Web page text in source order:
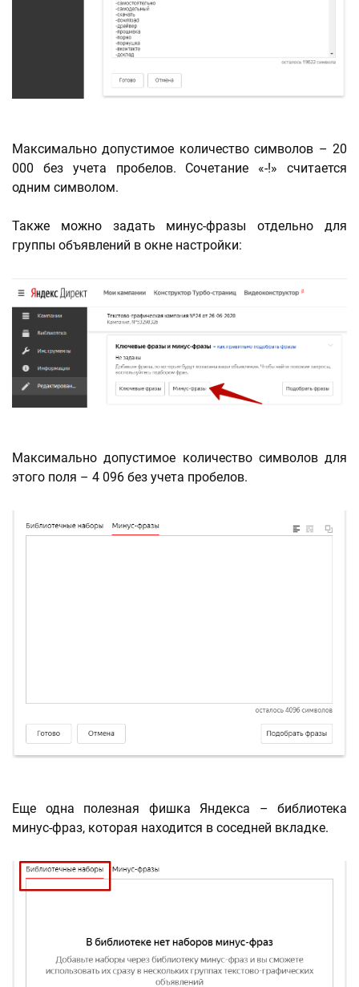
Максимально допустимое количество символов – 20
000 без учета пробелов. Сочетание «-!» считается
одним символом.
Также можно задать минус-фразы отдельно для
группы объявлений в окне настройки:
Максимально допустимое количество символов для
этого поля – 4 096 без учета пробелов.
Еще одна полезная фишка Яндекса – библиотека
минус-фраз, которая находится в соседней вкладке.